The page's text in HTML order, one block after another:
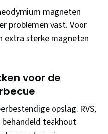
magneten
problemen vast. Voor
extra sterke magneten
voor de
opslag. RVS,
teakhout